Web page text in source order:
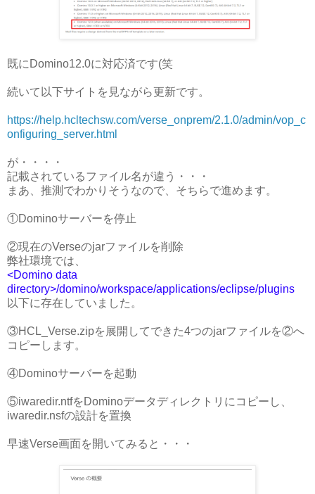
既にDomino12.0に対応済です(笑
続いて以下サイトを見ながら更新です。
https://help.hcltechsw.com/verse_onprem/2.1.0/admin/vop_c
onfiguring_server.html
が・・・・
記載されているファイル名が違う・・・
まあ、推測でわかりそうなので、そちらで進めます。
①Dominoサーバーを停止
②現在のVerseのjarファイルを削除
弊社環境では、
<Domino data
directory>/domino/workspace/applications/eclipse/plugins
以下に存在していました。
③HCL_Verse.zipを展開してできた4つのjarファイルを②へ
コピーします。
④Dominoサーバーを起動
⑤iwaredir.ntfをDominoデータディレクトリにコピーし、
iwaredir.nsfの設計を置換
早速Verse画面を開いてみると・・・